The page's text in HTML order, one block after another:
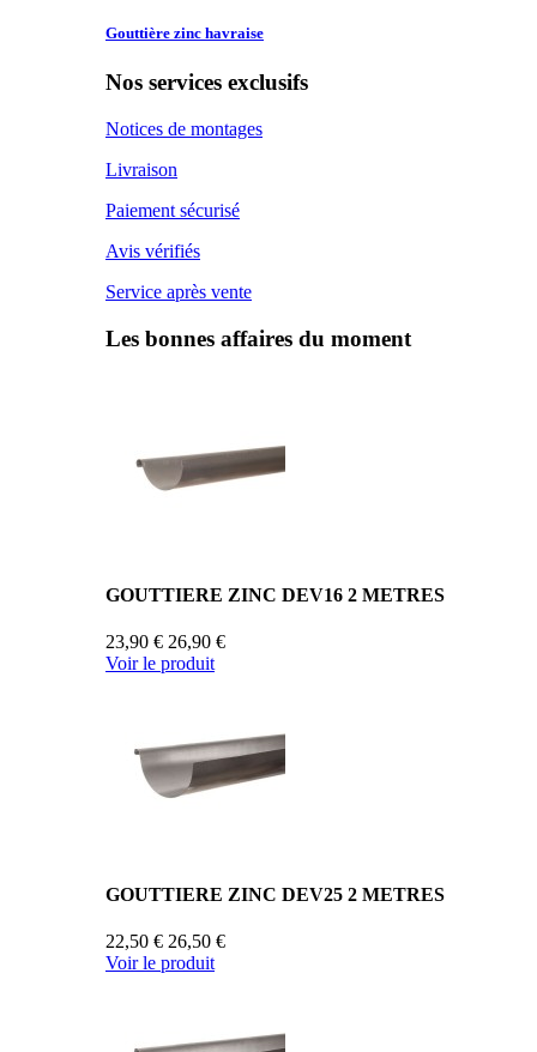
Gouttière zinc havraise
Nos services exclusifs
Notices de montages
Livraison
Paiement sécurisé
Avis vérifiés
Service après vente
Les bonnes affaires du moment
GOUTTIERE ZINC DEV16 2 METRES
23,90 € 26,90 €
Voir le produit
GOUTTIERE ZINC DEV25 2 METRES
22,50 € 26,50 €
Voir le produit